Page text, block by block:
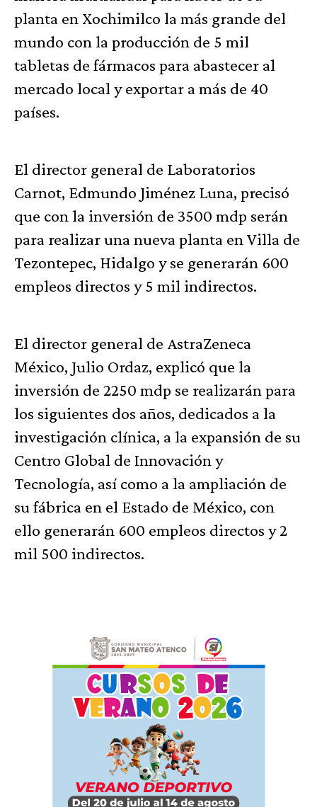
planta en Xochimilco la más grande del
mundo con la producción de 5 mil
tabletas de fármacos para abastecer al
mercado local y exportar a más de 40
países.
El director general de Laboratorios
Carnot, Edmundo Jiménez Luna, precisó
que con la inversión de 3500 mdp serán
para realizar una nueva planta en Villa de
Tezontepec, Hidalgo y se generarán 600
empleos directos y 5 mil indirectos.
El director general de AstraZeneca
México, Julio Ordaz, explicó que la
inversión de 2250 mdp se realizarán para
los siguientes dos años, dedicados a la
investigación clínica, a la expansión de su
Centro Global de Innovación y
Tecnología, así como a la ampliación de
su fábrica en el Estado de México, con
ello generarán 600 empleos directos y 2
mil 500 indirectos.